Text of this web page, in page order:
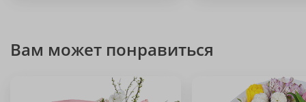
Вам может понравиться